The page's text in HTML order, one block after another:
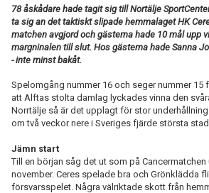
78 åskådare hade tagit sig till Nortälje
ta sig an det taktiskt slipade hemmalaget HK
matchen avgjord och gästerna hade 10 mål upp
margninalen till slut. Hos gästerna hade Sanna
- inte minst bakåt.
Spelomgång nummer 16 och seger nummer 15
att Alftas stolta damlag lyckades vinna den
Norrtälje så är det upplagt för stor
om två veckor nere i Sveriges fjärde största stad.
Jämn start
Till en början såg det ut som på
november. Ceres spelade bra och Grönklädda
försvarsspelet. Några välriktade skott från